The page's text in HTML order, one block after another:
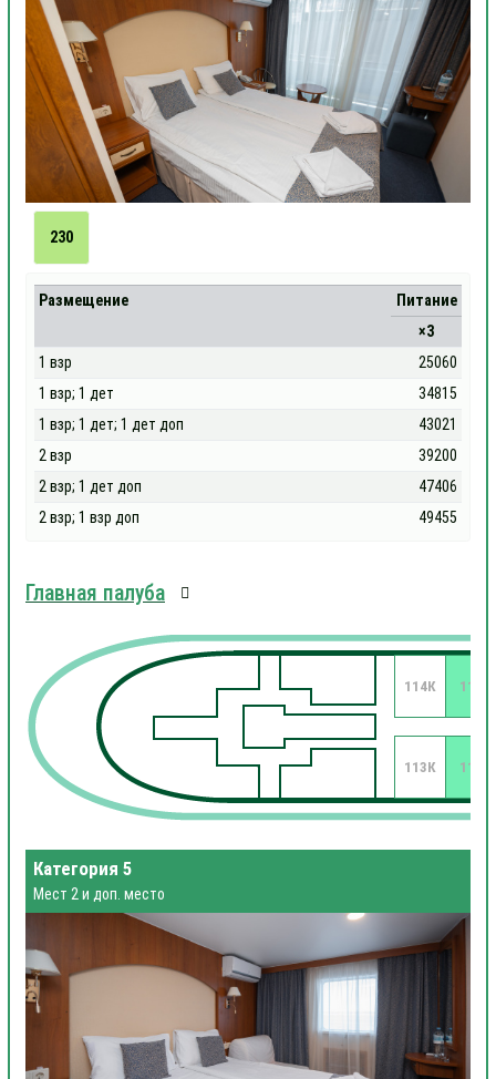
230
Размещение
Питание
×3
1 взр
25060
1 взр; 1 дет
34815
1 взр; 1 дет; 1 дет доп
43021
2 взр
39200
2 взр; 1 дет доп
47406
2 взр; 1 взр доп
49455
Главная палуба
111
112
113К
114К
Категория 5
Мест 2 и доп. место